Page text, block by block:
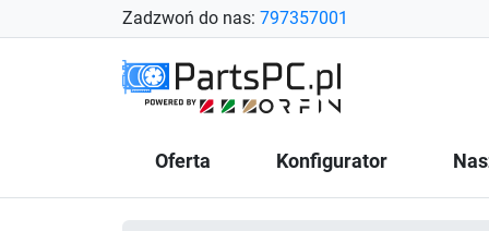
Zadzwoń do nas: 797357001
Oferta Konfigurator